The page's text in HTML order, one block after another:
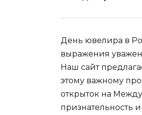
День ювелира в
выражения
Наш сайт
этому важному
открыток на
признательность